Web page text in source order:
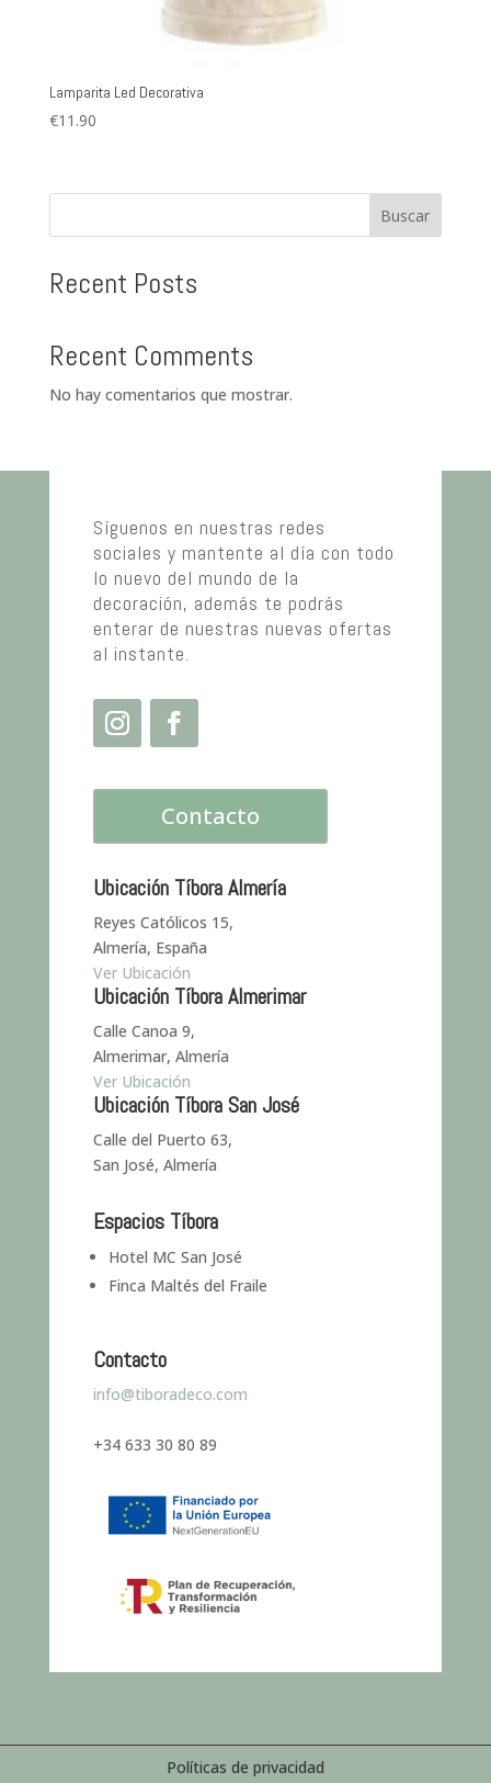
Lamparita Led Decorativa
€11.90
Buscar
Recent Posts
Recent Comments
No hay comentarios que mostrar.
Síguenos en nuestras redes
sociales y mantente al día con todo
lo nuevo del mundo de la
decoración, además te podrás
enterar de nuestras nuevas ofertas
al instante.
Contacto
Ubicación Tíbora Almería
Reyes Católicos 15,
Almería, España
Ver Ubicación
Ubicación Tíbora Almerimar
Calle Canoa 9,
Almerimar, Almería
Ver Ubicación
Ubicación Tíbora San José
Calle del Puerto 63,
San José, Almería
Espacios Tíbora
Hotel MC San José
Finca Maltés del Fraile
Contacto
info@tiboradeco.com
+34 633 30 80 89
Políticas de privacidad